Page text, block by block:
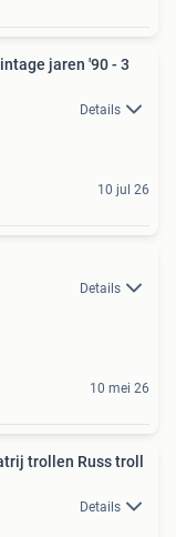
jaren '90 - 3
Details
10 jul 26
Details
10 mei 26
trollen Russ troll
Details